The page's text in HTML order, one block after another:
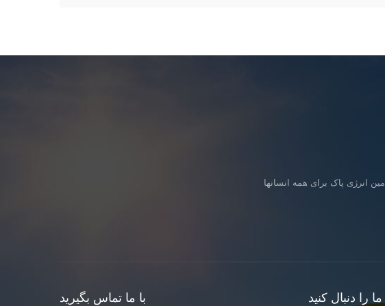
با ما تماس بگیرید ما را دنبال کنید